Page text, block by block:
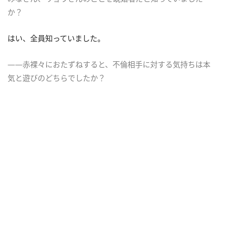
か？
はい、全員知っていました。
――赤裸々におたずねすると、不倫相手に対する気持ちは本
気と遊びのどちらでしたか？